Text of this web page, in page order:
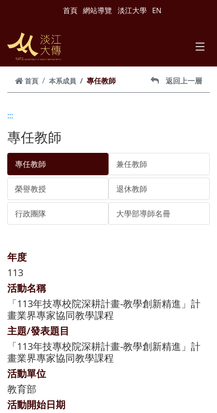
首頁 網站導覽 淡江大學 EN
首頁 本系成員 專任教師 返回上一層
:::
專任教師
專任教師 兼任教師
榮譽教授 退休教師
行政團隊 大學部導師名冊
年度
113
活動名稱
「113年技專校院深耕計畫-教學創新精進」計
畫業界專家協同教學課程
主題/發表題目
「113年技專校院深耕計畫-教學創新精進」計
畫業界專家協同教學課程
活動單位
教育部
活動開始日期